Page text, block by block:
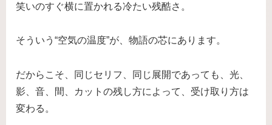
笑いのすぐ横に置かれる冷たい残酷さ。
そういう“空気の温度”が、物語の芯にあります。
だからこそ、同じセリフ、同じ展開であっても、光、
影、音、間、カットの残し方によって、受け取り方は
変わる。